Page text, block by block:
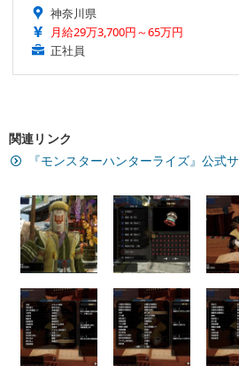
神奈川県
月給29万3,700円～65万円
正社員
関連リンク
『モンスターハンターライズ』公式